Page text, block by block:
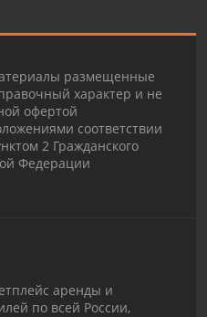
размещенные
характер и не
офертой
соответствии
2 Гражданского
Федерации
аренды и
по всей России,